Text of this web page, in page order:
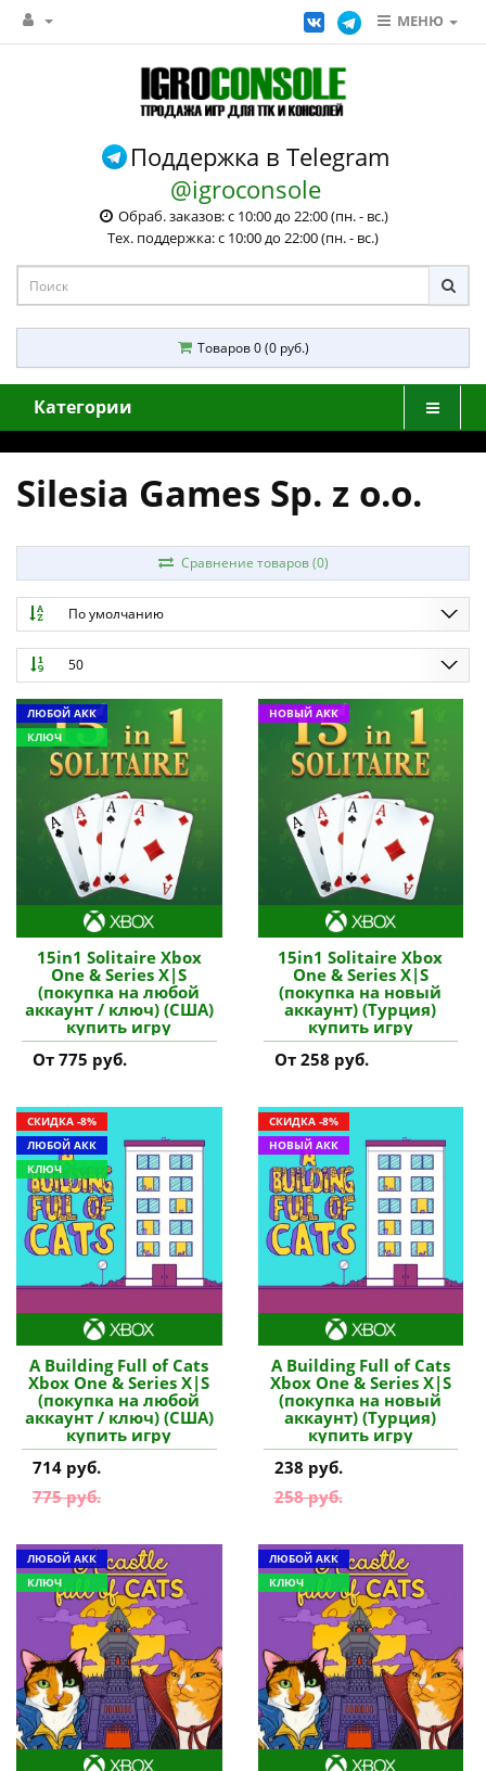
МЕНЮ
Поддержка в Telegram
@igroconsole
Обраб. заказов: с 10:00 до 22:00 (пн. - вс.)
Тех. поддержка: с 10:00 до 22:00 (пн. - вс.)
Товаров 0 (0 руб.)
Категории
Silesia Games Sp. z o.o.
Сравнение товаров (0)
По умолчанию
50
ЛЮБОЙ АКК
КЛЮЧ
15in1 Solitaire Xbox
One & Series X|S
(покупка на любой
аккаунт / ключ) (США)
купить игру
От 775 руб.
НОВЫЙ АКК
15in1 Solitaire Xbox
One & Series X|S
(покупка на новый
аккаунт) (Турция)
купить игру
От 258 руб.
СКИДКА -8%
ЛЮБОЙ АКК
КЛЮЧ
A Building Full of Cats
Xbox One & Series X|S
(покупка на любой
аккаунт / ключ) (США)
купить игру
714 руб.
775 руб.
СКИДКА -8%
НОВЫЙ АКК
A Building Full of Cats
Xbox One & Series X|S
(покупка на новый
аккаунт) (Турция)
купить игру
238 руб.
258 руб.
ЛЮБОЙ АКК
КЛЮЧ
ЛЮБОЙ АКК
КЛЮЧ